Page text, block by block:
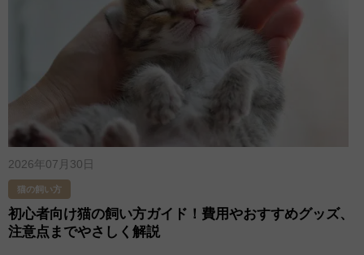
2026年07月30日
猫の飼い方
初心者向け猫の飼い方ガイド！費用やおすすめグッズ、
注意点までやさしく解説